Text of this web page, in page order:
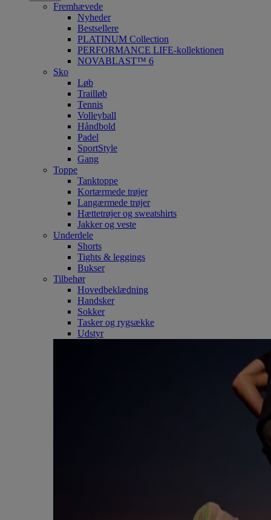
Fremhævede
Nyheder
Bestsellere
PLATINUM Collection
PERFORMANCE LIFE-kollektionen
NOVABLAST™ 6
Sko
Løb
Trailløb
Tennis
Volleyball
Håndbold
Padel
SportStyle
Gang
Toppe
Tanktoppe
Kortærmede trøjer
Langærmede trøjer
Hættetrøjer og sweatshirts
Jakker og veste
Underdele
Shorts
Tights & leggings
Bukser
Tilbehør
Hovedbeklædning
Handsker
Sokker
Tasker og rygsække
Udstyr